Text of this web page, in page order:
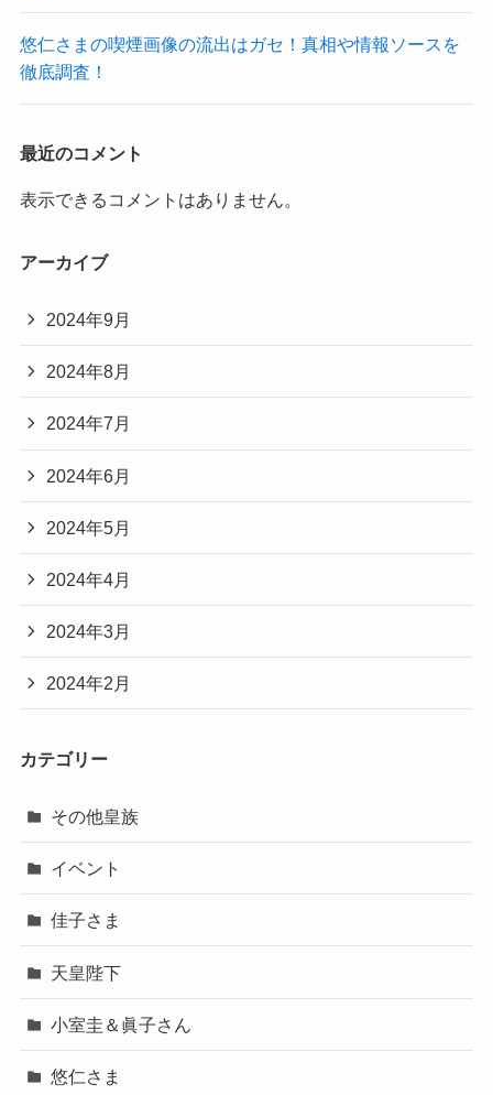
悠仁さまの喫煙画像の流出はガセ！真相や情報ソースを
徹底調査！
最近のコメント
表示できるコメントはありません。
アーカイブ
2024年9月
2024年8月
2024年7月
2024年6月
2024年5月
2024年4月
2024年3月
2024年2月
カテゴリー
その他皇族
イベント
佳子さま
天皇陛下
小室圭＆眞子さん
悠仁さま